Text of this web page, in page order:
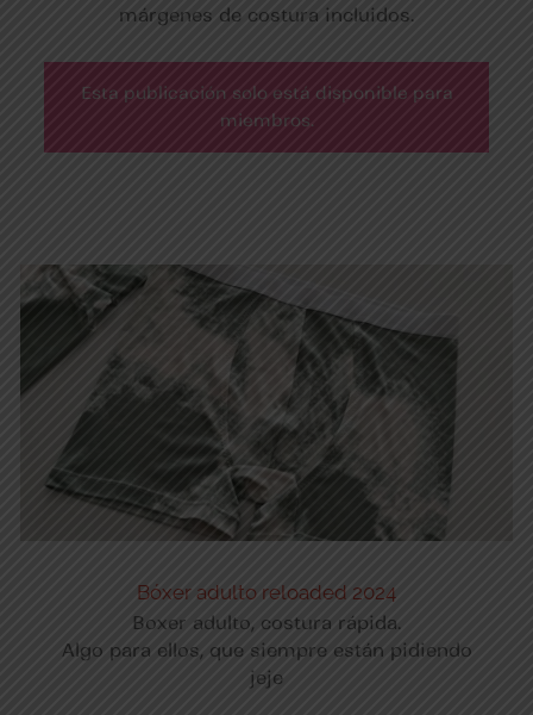
márgenes de costura incluidos.
Esta publicación solo está disponible para
miembros.
Bóxer adulto reloaded 2024
Boxer adulto, costura rápida.
Algo para ellos, que siempre están pidiendo
jeje